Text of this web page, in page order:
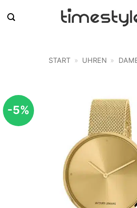
Inhalt
START » UHREN »
-5%